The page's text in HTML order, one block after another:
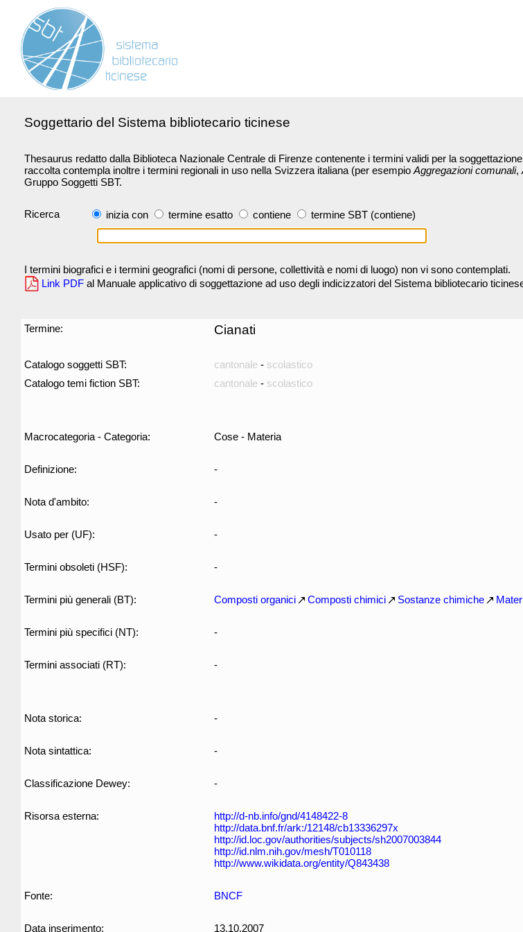
Soggettario del Sistema bibliotecario ticinese
Thesaurus redatto dalla Biblioteca Nazionale Centrale di Firenze contenente i termini validi per la
raccolta contempla inoltre i termini regionali in uso nella Svizzera italiana (per esempio Aggregazioni comunali,
Gruppo Soggetti SBT.
Ricerca inizia con termine esatto contiene termine SBT (contiene)
I termini biografici e i termini geografici (nomi di persone, collettività e nomi di luogo) non vi sono contemplati.
Link PDF al Manuale applicativo di soggettazione ad uso degli indicizzatori del Sistema bibliotecario
Termine: Cianati
Catalogo soggetti SBT: cantonale - scolastico
Catalogo temi fiction SBT:
cantonale - scolastico
Macrocategoria - Categoria: Cose - Materia
Definizione: -
Nota d'ambito: -
Usato per (UF): -
Termini obsoleti (HSF): -
Termini più generali (BT): Composti organici Composti chimici Sostanze chimiche
Termini più specifici (NT): -
Termini associati (RT): -
Nota storica: -
Nota sintattica: -
Classificazione Dewey: -
Risorsa esterna:
http://d-nb.info/gnd/4148422-8
http://data.bnf.fr/ark:/12148/cb13336297x
http://id.loc.gov/authorities/subjects/sh2007003844
http://id.nlm.nih.gov/mesh/T010118
http://www.wikidata.org/entity/Q843438
Fonte: BNCF
Data inserimento: 13.10.2007